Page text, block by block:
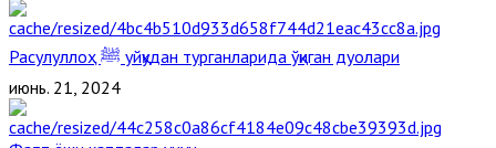
Расулуллоҳ ﷺ уйқудан турганларида ўқиган дуолари
июнь. 21, 2024